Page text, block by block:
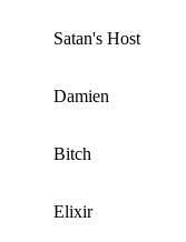
Satan's Host
Damien
Bitch
Elixir